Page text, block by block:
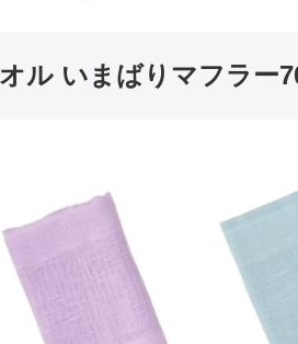
ル いまばりマフラー